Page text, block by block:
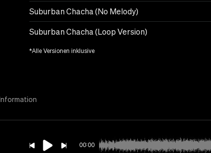
Suburban Chacha (No Melody)
Suburban Chacha (Loop Version)
*Alle Versionen inklusive
Information
00:00